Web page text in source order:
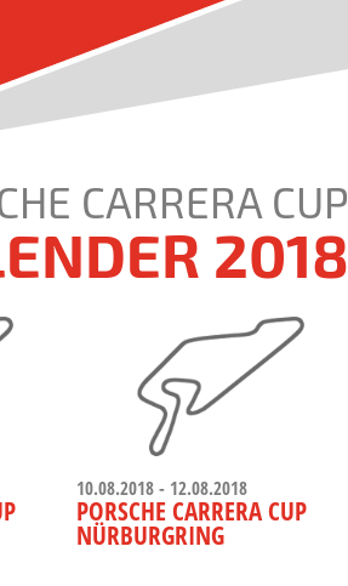
CARRERA CUP
2018
10.08.2018 - 12.08.2018
PORSCHE CARRERA CUP
NÜRBURGRING